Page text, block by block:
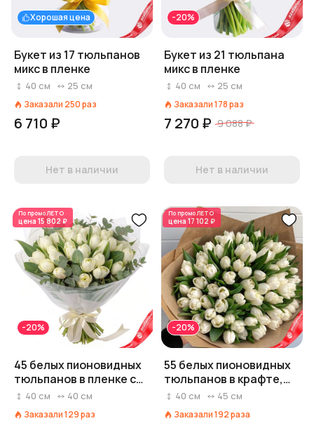
Хорошая цена
Букет из 17 тюльпанов
микс в пленке
40 см 25 см
Заказали 250раз
6 710 ₽
Нет в наличии
-20%
Букет из 21 тюльпана
микс в пленке
40 см 25 см
Заказали178раз
7 270 ₽ 9 088 ₽
Нет в наличии
По промоЛЕТО
цена 15 802 ₽
-20%
45 белых пионовидных
тюльпанов в пленке с
эвкалиптом, Голландия
40 см 40 см
Заказали129раз
По промоЛЕТО
цена 17 102 ₽
-20%
55 белых пионовидных
тюльпанов в крафте,
Голландия
40 см 45 см
Заказали192раза